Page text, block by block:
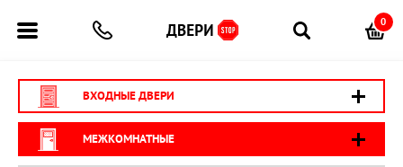
0
ВХОДНЫЕ ДВЕРИ
МЕЖКОМНАТНЫЕ